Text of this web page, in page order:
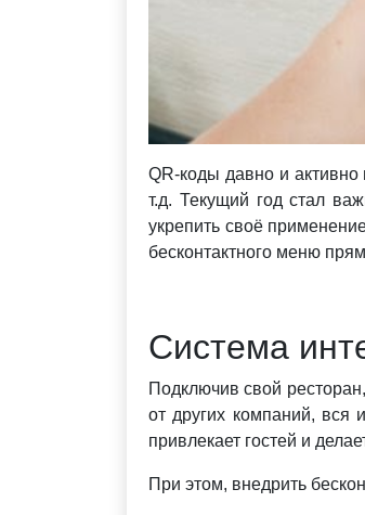
QR-коды давно и активно
т.д. Текущий год стал
укрепить своё
бесконтактного меню
Система
Подключив свой
от других компаний,
привлекает гостей и
При этом, внедрить